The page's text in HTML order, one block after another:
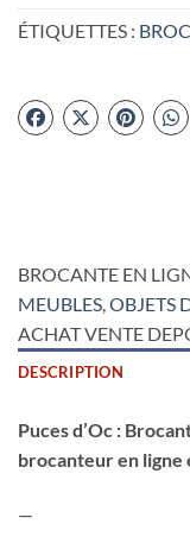
ÉTIQUETTES :
BROCANTE EN
MEUBLES,OBJETS
ACHAT VENTE
DESCRIPTION
Puces d’Oc :
brocanteur en ligne
—